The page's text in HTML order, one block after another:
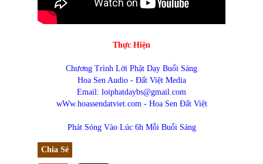
Thực Hiện
Chương Trình Lời Phật Dạy Buổi Sáng
Hoa Sen Audio - Đất Việt Media
Email: loiphatdaybs@gmail.com
wWw.hoassendatviet.com - Hoa Sen Đất Việt
Phát Sóng Vào Lúc 6h Mỗi Buổi Sáng
Chia Sẻ